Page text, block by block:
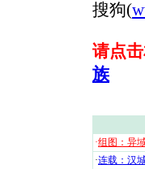
搜狗(
请点
族
·组图：异
·连载：汉